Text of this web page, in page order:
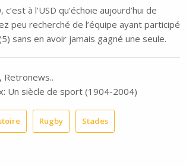
à l’USD qu’échoie aujourd’hui de
peu recherché de l’équipe ayant participé
sans en avoir jamais gagné une seule.
Retronews..
Un siècle de sport (1904-2004)
Rugby Stades